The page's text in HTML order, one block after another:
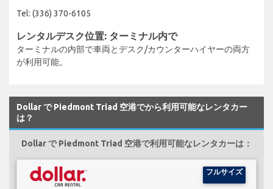
Tel: (336) 370-6105
レンタルデスク位置: ターミナル内で
ターミナルの内部で車両とデスク/カウンターハイヤーの両方
が利用可能。
Dollar で Piedmont Triad 空港でから利用可能なレンタカー
は？
Dollar で Piedmont Triad 空港で利用可能なレンタカーは：
フルサイズ